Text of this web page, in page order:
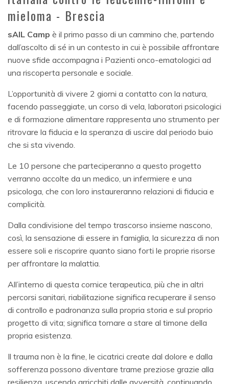
mieloma - Brescia
sAIL Camp è il primo passo di un cammino che, partendo
dall’ascolto di sé in un contesto in cui è possibile affrontare
nuove sfide accompagna i Pazienti onco-ematologici ad
una riscoperta personale e sociale.
L’opportunità di vivere 2 giorni a contatto con la natura,
facendo passeggiate, un corso di vela, laboratori psicologici
e di formazione alimentare rappresenta uno strumento per
ritrovare la fiducia e la speranza di uscire dal periodo buio
che si sta vivendo.
Le 10 persone che parteciperanno a questo progetto
verranno accolte da un medico, un infermiere e una
psicologa, che con loro instaureranno relazioni di fiducia e
complicità.
Dalla condivisione del tempo trascorso insieme nascono,
così, la sensazione di essere in famiglia, la sicurezza di non
essere soli e riscoprire quanto siano forti le proprie risorse
per affrontare la malattia.
All’interno di questa cornice terapeutica, più che in altri
percorsi sanitari, riabilitazione significa recuperare il senso
di controllo e padronanza sulla propria storia e sul proprio
progetto di vita; significa tornare a stare al timone della
propria esistenza.
Il trauma non è la fine, le cicatrici create dal dolore e dalla
sofferenza possono diventare trame preziose grazie alla